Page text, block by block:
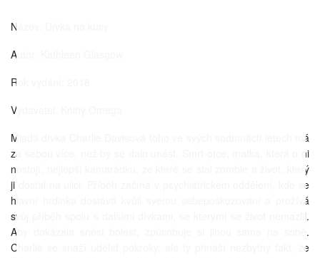
Název: Dívka na kusy
Autor: Kathleen Glasgow
Rok vydání: 2018
Vydavatel: Knihy Omega
Mladá dívka Charlie Davisová toho ve svých sedmnácti letech má
za sebou více, než by se dalo unést. Smrt otce, matka, která o ni
nestojí, nejlepší kamarádku, ze které se stal zombie a život, který
ji dostal na ulici. Příběh začíná v psychiatrickém oddělení, kde se
hlavní hrdinka dostává kvůli svému sebepoškozování a prožívá
svůj příběh spolu s dalšími dívkami, se kterými se život nemazlil.
Aby dokázala snést bolest, způsobuje si jinou sama na sobě.
Charlie se snaží udělat pokroky, ale ty přináší nezbytný fakt, že